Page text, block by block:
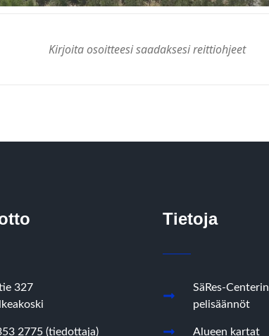
327
2775 (tiedottaja)
Tietoja
SäRes-Centerin
pelisäännöt
Alueen kartat